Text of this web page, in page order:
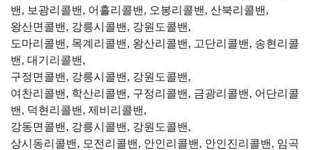
밴, 보광리콜밴, 어흘리콜밴, 오봉리콜밴, 산북리콜밴,
왕산면콜밴, 강릉시콜밴, 강원도콜밴,
도마리콜밴, 목계리콜밴, 왕산리콜밴, 고단리콜밴, 송현리콜
밴, 대기리콜밴,
구정면콜밴, 강릉시콜밴, 강원도콜밴,
여찬리콜밴, 학산리콜밴, 구정리콜밴, 금광리콜밴, 어단리콜
밴, 덕현리콜밴, 제비리콜밴,
강동면콜밴, 강릉시콜밴, 강원도콜밴,
상시동리콜밴, 모전리콜밴, 안인리콜밴, 안인진리콜밴, 임곡